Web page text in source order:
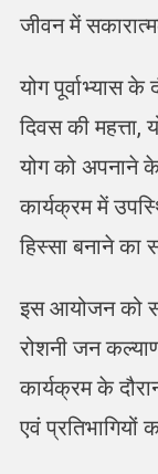
जीवन में
योग पूर्वाभ्यास के
दिवस की महत्ता,
योग को अपनाने
कार्यक्रम में
हिस्सा बनाने का
इस आयोजन को
रोशनी जन
कार्यक्रम के
एवं प्रतिभागियों